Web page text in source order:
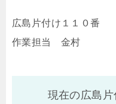
広島片付け１１０番
作業担当 金村
現在の広島